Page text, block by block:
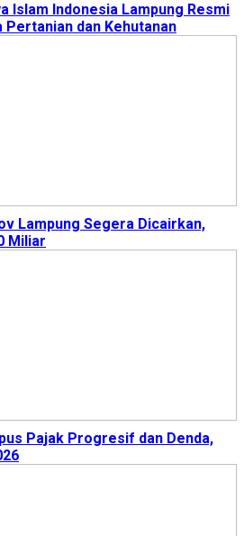
Islam Indonesia Lampung Resmi
Pertanian dan Kehutanan
Lampung Segera Dicairkan,
Miliar
Pajak Progresif dan Denda,